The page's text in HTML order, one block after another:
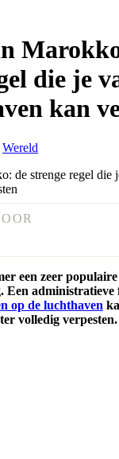
die je
kan
Wereld
een zeer populaire
Een administratieve
op de luchthaven
volledig verpesten.